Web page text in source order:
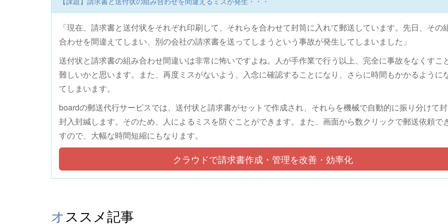
「現在、請求書と送付状をそれぞれ印刷して、それらを合わせて封筒に入れて郵送しています。先日、その
合わせを間違えてしまい、別の会社の請求書を送ってしまうという事故が発生してしまいました」
送付状と請求書の組み合わせ間違いは非常に怖いですよね。人が手作業で行う以上、完全に事故をなくすこ
難しいかと思います。また、再度ミスがないよう、入念に確認することになり、さらに時間もかかるように
てしまいます。
boardの郵送代行サービスでは、送付状と請求書がセットで作成され、それらを機械で自動的に振り分けて
封入封緘します。そのため、人によるミスを防ぐことができます。また、画面から数クリックで郵送依頼で
すので、大幅な時間短縮にもなります。
クラウドで請求書作成・管理を改善・効率化
オススメ記事